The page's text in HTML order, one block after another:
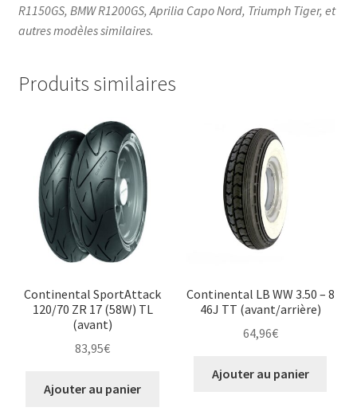
R1150GS, BMW R1200GS, Aprilia Capo Nord, Triumph Tiger, et
autres modèles similaires.
Produits similaires
Continental SportAttack
120/70 ZR 17 (58W) TL
(avant)
83,95€
Ajouter au panier
Continental LB WW 3.50 – 8
46J TT (avant/arrière)
64,96€
Ajouter au panier